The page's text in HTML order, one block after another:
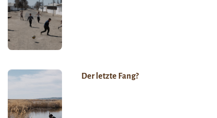
Der letzte Fang?